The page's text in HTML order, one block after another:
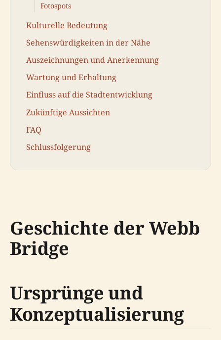
Fotospots
Kulturelle Bedeutung
Sehenswürdigkeiten in der Nähe
Auszeichnungen und Anerkennung
Wartung und Erhaltung
Einfluss auf die Stadtentwicklung
Zukünftige Aussichten
FAQ
Schlussfolgerung
Geschichte der Webb
Bridge
Ursprünge und
Konzeptualisierung